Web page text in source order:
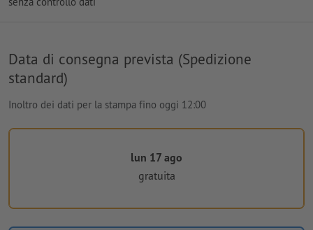
Data di consegna prevista (Spedizione
standard)
Inoltro dei dati per la stampa fino oggi 12:00
lun 17 ago
gratuita